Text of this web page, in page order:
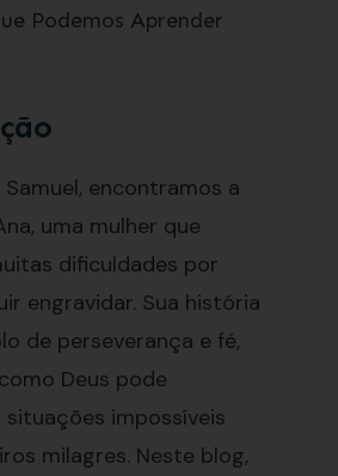
Podemos Aprender
Samuel, encontramos a
uma mulher que
dificuldades por
engravidar. Sua história
de perseverança e fé,
Deus pode
impossíveis
milagres. Neste blog,